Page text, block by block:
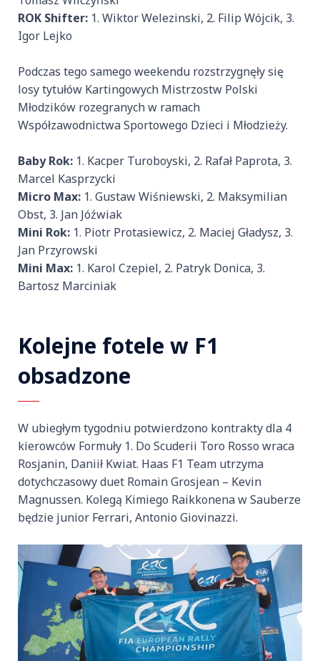
ROK Shifter: 1. Wiktor Welezinski, 2. Filip Wójcik, 3.
Igor Lejko
Podczas tego samego weekendu rozstrzygnęły się
losy tytułów Kartingowych Mistrzostw Polski
Młodzików rozegranych w ramach
Współzawodnictwa Sportowego Dzieci i Młodzieży.
Baby Rok: 1. Kacper Turoboyski, 2. Rafał Paprota, 3.
Marcel Kasprzycki
Micro Max: 1. Gustaw Wiśniewski, 2. Maksymilian
Obst, 3. Jan Jóźwiak
Mini Rok: 1. Piotr Protasiewicz, 2. Maciej Gładysz, 3.
Jan Przyrowski
Mini Max: 1. Karol Czepiel, 2. Patryk Donica, 3.
Bartosz Marciniak
Kolejne fotele w F1
obsadzone
W ubiegłym tygodniu potwierdzono kontrakty dla 4
kierowców Formuły 1. Do Scuderii Toro Rosso wraca
Rosjanin, Daniił Kwiat. Haas F1 Team utrzyma
dotychczasowy duet Romain Grosjean – Kevin
Magnussen. Kolegą Kimiego Raikkonena w Sauberze
będzie junior Ferrari, Antonio Giovinazzi.